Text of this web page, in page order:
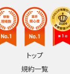
トップ
規約一覧